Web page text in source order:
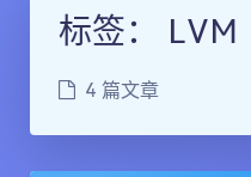
标签： LVM
4 篇文章